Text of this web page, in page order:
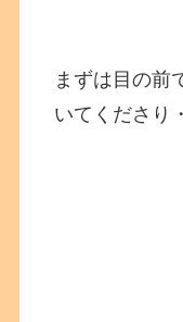
まずは目の前
いてくださり